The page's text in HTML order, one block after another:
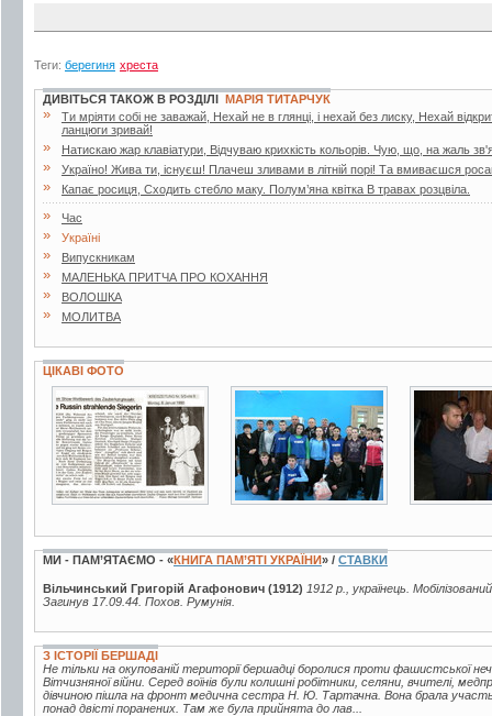
Теги: берегиня хреста
ДИВІТЬСЯ ТАКОЖ В РОЗДІЛІ МАРІЯ ТИТАРЧУК
»
Ти мріяти собі не заважай, Нехай не в глянці, і нехай без лиску, Нехай
ланцюги зривай!
» Натискаю жар клавіатури, Відчуваю крихкість кольорів. Чую, що, на жаль
» Україно! Жива ти, існуєш! Плачеш зливами в літній порі! Та вмиваєшся
» Капає росиця, Сходить стебло маку. Полум’яна квітка В травах розцвіла.
» Час
» Україні
» Випускникам
» МАЛЕНЬКА ПРИТЧА ПРО КОХАННЯ
» ВОЛОШКА
» МОЛИТВА
ЦІКАВІ ФОТО
20 фото 3 фото
МИ - ПАМ’ЯТАЄМО - «КНИГА ПАМ’ЯТІ УКРАЇНИ» / СТАВКИ
Вільчинський Григорій Агафонович (1912) 1912 р., українець.
Загинув 17.09.44. Похов. Румунія.
З ІСТОРІЇ БЕРШАДІ
Не тільки на окупованій території бершадці боролися проти фашистської
Вітчизняної війни. Серед воїнів були колишні робітники, селяни, вчителі,
дівчиною пішла на фронт медична сестра Н. Ю. Тартачна. Вона брала
понад двісті поранених. Там же була прийнята до лав...